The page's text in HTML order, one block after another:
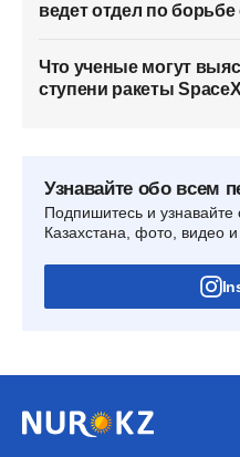
ведет отдел по
Что ученые могут
ступени ракеты
Узнавайте обо всем
Подпишитесь и узнавайте
Казахстана, фото, видео и